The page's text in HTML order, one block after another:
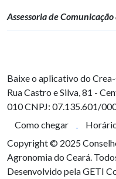
Assessoria de Comunicação
Baixe o aplicativo do
Rua Castro e Silva, 81 -
010CNPJ: 07.135.601/
Como chegar
Copyright © 2025
Agronomia do Ceará.
Desenvolvido pela GETI